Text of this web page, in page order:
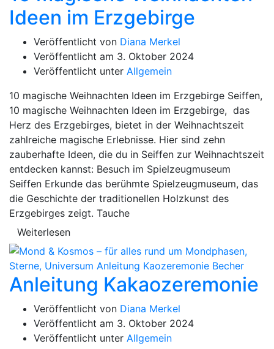
Ideen im Erzgebirge
Veröffentlicht von Diana Merkel
Veröffentlicht am 3. Oktober 2024
Veröffentlicht unter Allgemein
10 magische Weihnachten Ideen im Erzgebirge Seiffen,
10 magische Weihnachten Ideen im Erzgebirge, das
Herz des Erzgebirges, bietet in der Weihnachtszeit
zahlreiche magische Erlebnisse. Hier sind zehn
zauberhafte Ideen, die du in Seiffen zur Weihnachtszeit
entdecken kannst: Besuch im Spielzeugmuseum
Seiffen Erkunde das berühmte Spielzeugmuseum, das
die Geschichte der traditionellen Holzkunst des
Erzgebirges zeigt. Tauche
Weiterlesen
Anleitung Kakaozeremonie
Veröffentlicht von Diana Merkel
Veröffentlicht am 3. Oktober 2024
Veröffentlicht unter Allgemein